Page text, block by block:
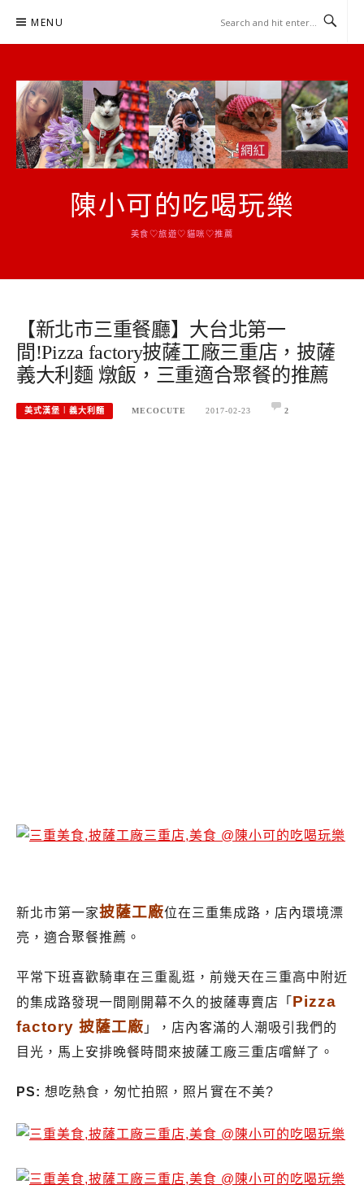
MENU
陳小可的吃喝玩樂
美食♡旅遊♡貓咪♡推薦
【新北市三重餐廳】大台北第一
間!Pizza factory披薩工廠三重店，披薩
義大利麵 燉飯，三重適合聚餐的推薦
美式漢堡︱義大利麵 MECOCUTE 2017-02-23 2
新北市第一家披薩工廠位在三重集成路，店內環境漂
亮，適合聚餐推薦。
平常下班喜歡騎車在三重亂逛，前幾天在三重高中附近
的集成路發現一間剛開幕不久的披薩專賣店「 Pizza
factory 披薩工廠 」，店內客滿的人潮吸引我們的
目光，馬上安排晚餐時間來披薩工廠三重店嚐鮮了。
PS: 想吃熱食，匆忙拍照，照片實在不美?